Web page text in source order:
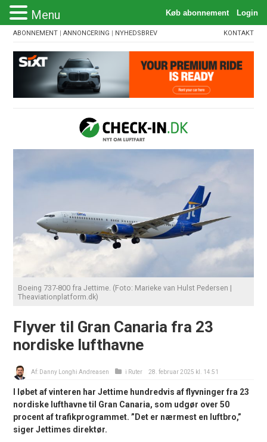
ABONNEMENT |ANNONCERING | NYHEDSBREV KONTAKT
Boeing 737-800 fra Jettime. (Foto: Marieke van Hulst Pedersen |
Theaviationplatform.dk)
Flyver til Gran Canaria fra 23
nordiske lufthavne
Af: Danny Longhi Andreasen i Ruter 28. februar 2025 kl. 14:51
I løbet af vinteren har Jettime hundredvis af flyvninger fra 23
nordiske lufthavne til Gran Canaria, som udgør over 50
procent af trafikprogrammet. ”Det er nærmest en luftbro,”
siger Jettimes direktør.
Menu